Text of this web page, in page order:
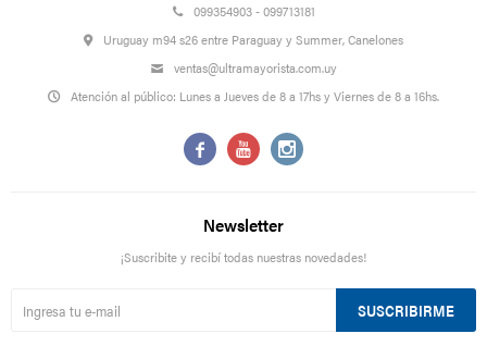
099354903 - 099713181
Uruguay m94 s26 entre Paraguay y Summer, Canelones
ventas@ultramayorista.com.uy
Atención al público: Lunes a Jueves de 8 a 17hs y Viernes de 8 a 16hs.
  
Newsletter
¡Suscribite y recibí todas nuestras novedades!
SUSCRIBIRME